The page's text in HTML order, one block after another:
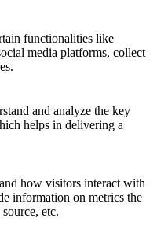
functionalities like
media platforms, collect
and analyze the key
helps in delivering a
how visitors interact with
information on metrics the
etc.